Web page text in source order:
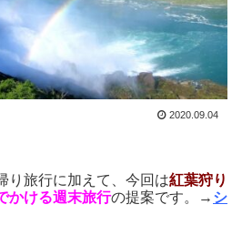
2020.09.04
り旅行に加えて、今回は紅葉狩り
かける週末旅行の提案です。→ シ